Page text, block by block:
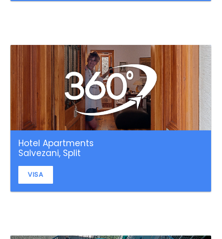
Hotel Apartments
Salvezani, Split
VISA